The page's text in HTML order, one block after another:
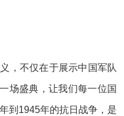
，不仅在于展示中国军队
场盛典，让我们每一位国
到1945年的抗日战争，是